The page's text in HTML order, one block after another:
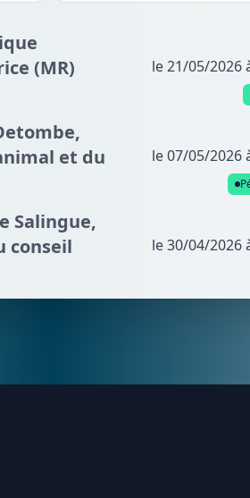
(MR)
le 21/05/2026
et du
le 07/05/2026
Salingue,
conseil
le 30/04/2026